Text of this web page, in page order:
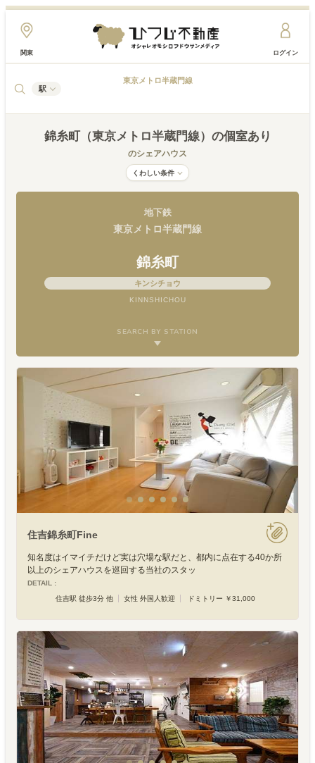
関東 ログイン
駅
東京メトロ半蔵門線
錦糸町（東京メトロ半蔵門線） の個室あり
のシェアハウス
くわしい条件
地下鉄
東京メトロ半蔵門線
錦糸町
キンシチョウ
KINNSHICHOU
SEARCH BY STATION
住吉錦糸町Fine
知名度はイマイチだけど実は穴場な駅だと、都内に点在する40か所
以上のシェアハウスを巡回する当社のスタッ
DETAIL :
住吉駅 徒歩3分 他
女性 外国人歓迎 ドミトリー ￥31,000